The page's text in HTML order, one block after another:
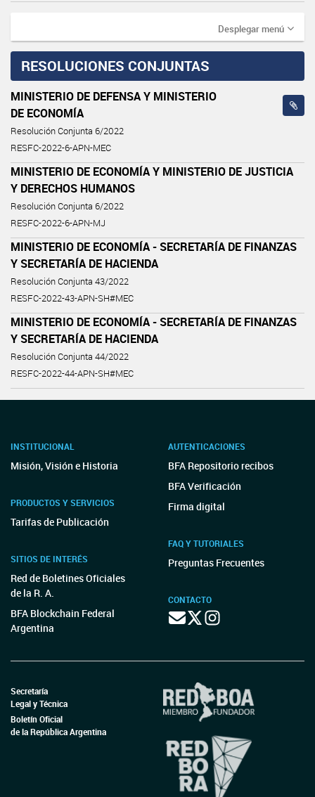
Desplegar menú
RESOLUCIONES CONJUNTAS
MINISTERIO DE DEFENSA Y MINISTERIO
DE ECONOMÍA
Resolución Conjunta 6/2022
RESFC-2022-6-APN-MEC
MINISTERIO DE ECONOMÍA Y MINISTERIO DE JUSTICIA
Y DERECHOS HUMANOS
Resolución Conjunta 6/2022
RESFC-2022-6-APN-MJ
MINISTERIO DE ECONOMÍA - SECRETARÍA DE FINANZAS
Y SECRETARÍA DE HACIENDA
Resolución Conjunta 43/2022
RESFC-2022-43-APN-SH#MEC
MINISTERIO DE ECONOMÍA - SECRETARÍA DE FINANZAS
Y SECRETARÍA DE HACIENDA
Resolución Conjunta 44/2022
RESFC-2022-44-APN-SH#MEC
INSTITUCIONAL
Misión, Visión e Historia
PRODUCTOS Y SERVICIOS
Tarifas de Publicación
SITIOS DE INTERÉS
Red de Boletines Oficiales
de la R. A.
BFA Blockchain Federal
Argentina
AUTENTICACIONES
BFA Repositorio recibos
BFA Verificación
Firma digital
FAQ Y TUTORIALES
Preguntas Frecuentes
CONTACTO
Secretaría
Legal y Técnica
Boletín Oficial
de la República Argentina